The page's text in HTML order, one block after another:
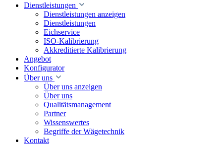
Dienstleistungen
Dienstleistungen anzeigen
Dienstleistungen
Eichservice
ISO-Kalibrierung
Akkreditierte Kalibrierung
Angebot
Konfigurator
Über uns
Über uns anzeigen
Über uns
Qualitätsmanagement
Partner
Wissenswertes
Begriffe der Wägetechnik
Kontakt